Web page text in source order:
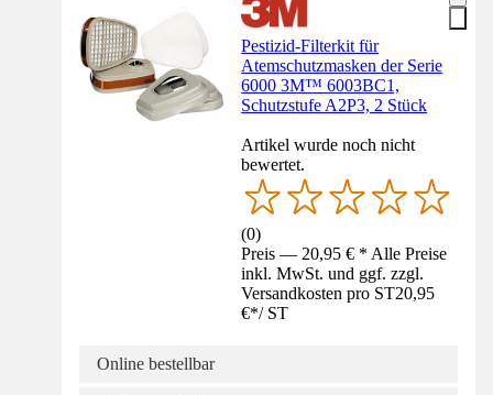
Pestizid-Filterkit für
Atemschutzmasken der Serie
6000 3M™ 6003BC1,
Schutzstufe A2P3, 2 Stück
Artikel wurde noch nicht
bewertet.
(0)
Preis — 20,95 € * Alle Preise
inkl. MwSt. und ggf. zzgl.
Versandkosten pro ST20,95
€*/ ST
Online bestellbar